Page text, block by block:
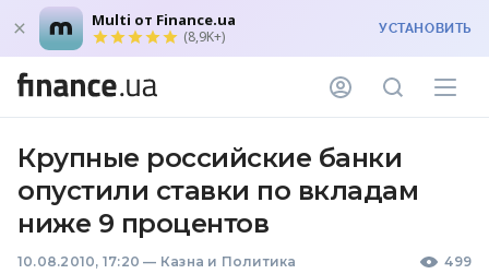
Multi от Finance.ua
(8,9K+) УСТАНОВИТЬ
Крупные российские банки
опустили ставки по вкладам
ниже 9 процентов
10.08.2010, 17:20 — Казна и Политика 499